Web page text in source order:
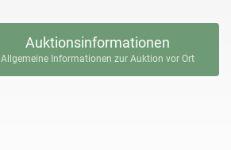
Auktionsinformationen
Allgemeine Informationen zur Auktion vor Ort